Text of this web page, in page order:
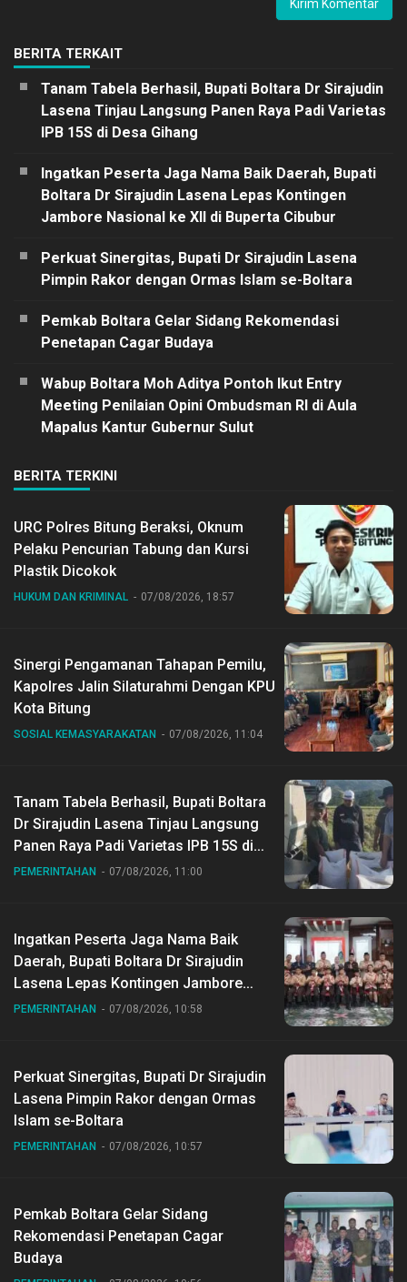
BERITA TERKAIT
Tanam Tabela Berhasil, Bupati Boltara Dr Sirajudin
Lasena Tinjau Langsung Panen Raya Padi Varietas
IPB 15S di Desa Gihang
Ingatkan Peserta Jaga Nama Baik Daerah, Bupati
Boltara Dr Sirajudin Lasena Lepas Kontingen
Jambore Nasional ke XII di Buperta Cibubur
Perkuat Sinergitas, Bupati Dr Sirajudin Lasena
Pimpin Rakor dengan Ormas Islam se-Boltara
Pemkab Boltara Gelar Sidang Rekomendasi
Penetapan Cagar Budaya
Wabup Boltara Moh Aditya Pontoh Ikut Entry
Meeting Penilaian Opini Ombudsman RI di Aula
Mapalus Kantur Gubernur Sulut
BERITA TERKINI
URC Polres Bitung Beraksi, Oknum
Pelaku Pencurian Tabung dan Kursi
Plastik Dicokok
HUKUM DAN KRIMINAL 07/08/2026, 18:57
Sinergi Pengamanan Tahapan Pemilu,
Kapolres Jalin Silaturahmi Dengan KPU
Kota Bitung
SOSIAL KEMASYARAKATAN 07/08/2026, 11:04
Tanam Tabela Berhasil, Bupati Boltara
Dr Sirajudin Lasena Tinjau Langsung
Panen Raya Padi Varietas IPB 15S di
Desa Gihang
PEMERINTAHAN 07/08/2026, 11:00
Ingatkan Peserta Jaga Nama Baik
Daerah, Bupati Boltara Dr Sirajudin
Lasena Lepas Kontingen Jambore
Nasional ke XII di Buperta Cibubur
PEMERINTAHAN 07/08/2026, 10:58
Perkuat Sinergitas, Bupati Dr Sirajudin
Lasena Pimpin Rakor dengan Ormas
Islam se-Boltara
PEMERINTAHAN 07/08/2026, 10:57
Pemkab Boltara Gelar Sidang
Rekomendasi Penetapan Cagar
Budaya